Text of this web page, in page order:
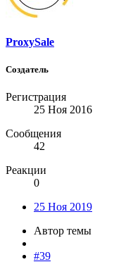
ProxySale
Создатель
Регистрация
25 Ноя 2016
Сообщения
42
Реакции
0
25 Ноя 2019
Автор темы
#39